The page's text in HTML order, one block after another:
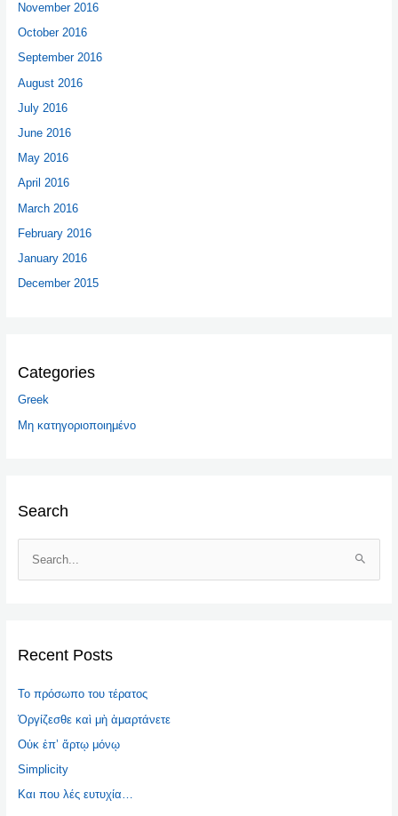
November 2016
October 2016
September 2016
August 2016
July 2016
June 2016
May 2016
April 2016
March 2016
February 2016
January 2016
December 2015
Categories
Greek
Μη κατηγοριοποιημένο
Search
c
o
r
:
Recent Posts
Το πρόσωπο του τέρατος
Ὀργίζεσθε καὶ μὴ ἁμαρτάνετε
Οὐκ ἐπ’ ἄρτῳ μόνῳ
Simplicity
Και που λές ευτυχία…